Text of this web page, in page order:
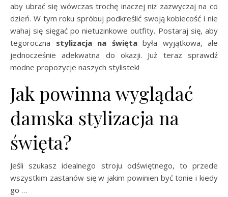
aby ubrać się wówczas trochę inaczej niż zazwyczaj na co
dzień. W tym roku spróbuj podkreślić swoją kobiecość i nie
wahaj się sięgać po nietuzinkowe outfity. Postaraj się, aby
tegoroczna stylizacja na świętabyła wyjątkowa, ale
jednocześnie adekwatna do okazji. Już teraz sprawdź
modne propozycje naszych stylistek!
Jak powinna wyglądać
damska stylizacja na
święta?
Jeśli szukasz idealnego stroju odświętnego, to przede
wszystkim zastanów się w jakim powinien być tonie i kiedy
go …